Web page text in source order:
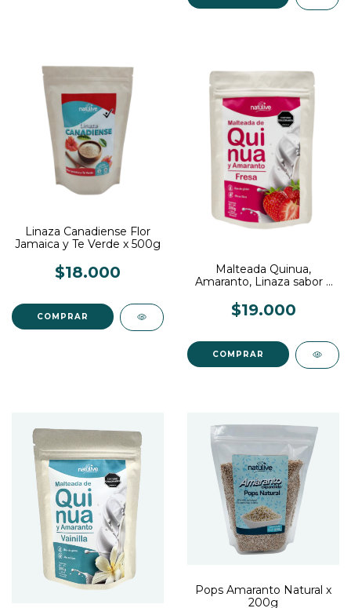
Linaza Canadiense Flor
Jamaica y Te Verde x 500g
$18.000
Malteada Quinua,
Amaranto, Linaza sabor a
$19.000
Pops Amaranto Natural x
200g